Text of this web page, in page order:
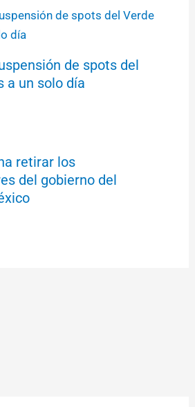
de spots del
a un solo día
retirar los
del gobierno del